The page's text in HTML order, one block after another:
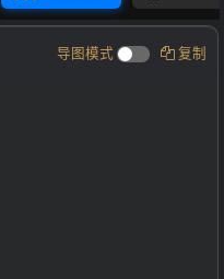
导图模式 复制